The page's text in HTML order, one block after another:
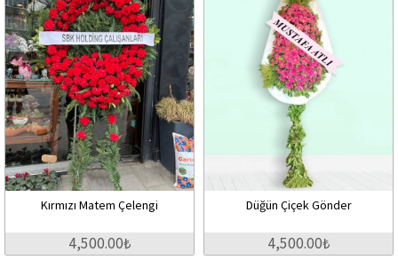
Kırmızı Matem Çelengi
4,500.00₺
Düğün Çiçek Gönder
4,500.00₺